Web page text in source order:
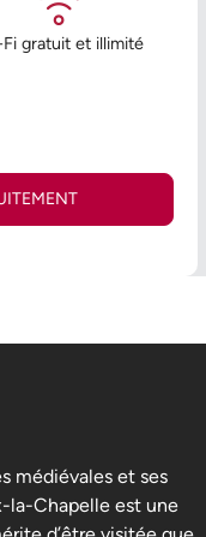
gratuit et illimité
médiévales et ses
la-Chapelle est une